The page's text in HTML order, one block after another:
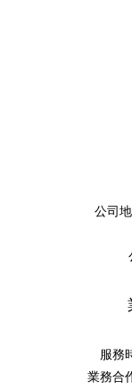
公司
服務
業務合